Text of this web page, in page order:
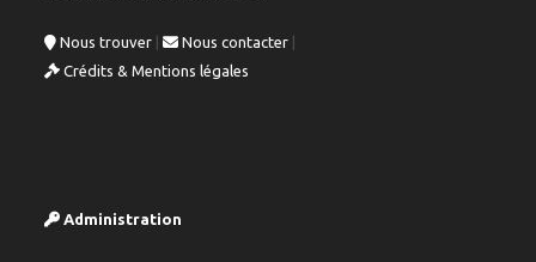
Nous trouver | Nous contacter
Crédits & Mentions légales
Administration